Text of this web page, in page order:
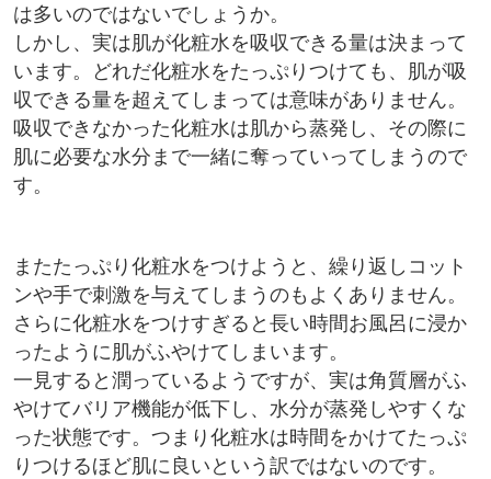
は多いのではないでしょうか。
しかし、実は肌が化粧水を吸収できる量は決まって
います。どれだ化粧水をたっぷりつけても、肌が吸
収できる量を超えてしまっては意味がありません。
吸収できなかった化粧水は肌から蒸発し、その際に
肌に必要な水分まで一緒に奪っていってしまうので
す。
またたっぷり化粧水をつけようと、繰り返しコット
ンや手で刺激を与えてしまうのもよくありません。
さらに化粧水をつけすぎると長い時間お風呂に浸か
ったように肌がふやけてしまいます。
一見すると潤っているようですが、実は角質層がふ
やけてバリア機能が低下し、水分が蒸発しやすくな
った状態です。つまり化粧水は時間をかけてたっぷ
りつけるほど肌に良いという訳ではないのです。